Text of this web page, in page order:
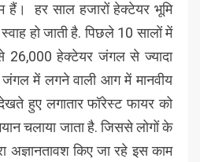
हैं। हर साल हजारों हेक्टेयर भूमि
हो जाती है. पिछले 10 सालों में
26,000 हेक्टेयर जंगल से ज्यादा
में लगने वाली आग में मानवीय
हुए लगातार फॉरेस्ट फायर को
चलाया जाता है. जिससे लोगों के
अज्ञानतावश किए जा रहे इस काम